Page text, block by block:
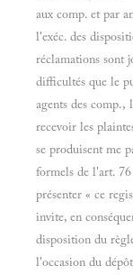
aux comp. et par
l'exéc. des
réclamations sont
difficultés que le
agents des comp.,
recevoir les
se produisent me
formels de l'art.
présenter « ce
invite, en
disposition du
l'occasion du